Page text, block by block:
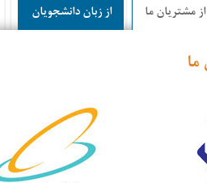
مشتریان ما از زبان دانشجویان